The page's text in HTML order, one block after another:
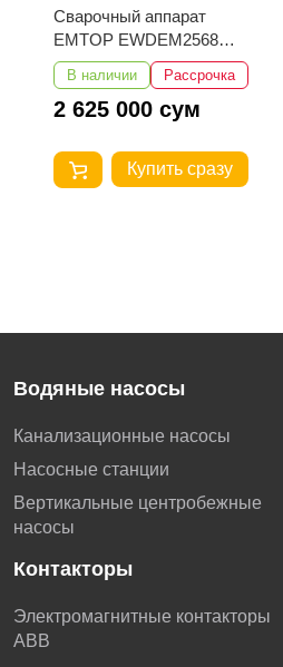
Сварочный аппарат
EMTOP ETIG1652
TIG/MMA
В наличии Рассрочка
2 700 000 сум
Купить сразу
Водяные насосы
Канализационные насосы
Насосные станции
Вертикальные центробежные
насосы
Контакторы
Электромагнитные контакторы
АВВ